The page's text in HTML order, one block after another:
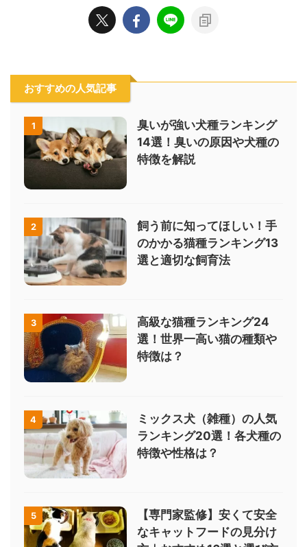
おすすめの人気記事
1
臭いが強い犬種ランキング
14選！臭いの原因や犬種の
特徴を解説
2
飼う前に知ってほしい！手
のかかる猫種ランキング13
選と適切な飼育法
3
高級な猫種ランキング24
選！世界一高い猫の種類や
特徴は？
4
ミックス犬（雑種）の人気
ランキング20選！各犬種の
特徴や性格は？
5
【専門家監修】安くて安全
なキャットフードの見分け